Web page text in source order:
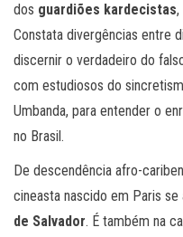
dos guardiões kardecistas,
Constata divergências entre
discernir o verdadeiro do
com estudiosos do
Umbanda, para entender o
no Brasil.
De descendência afro-
cineasta nascido em Paris se
de Salvador. É também na